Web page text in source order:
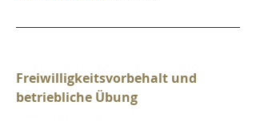
Freiwilligkeitsvorbehalt und
betriebliche Übung